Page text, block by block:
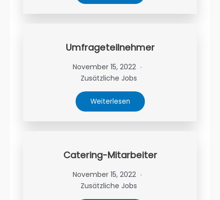
Umfrageteilnehmer
November 15, 2022
Zusätzliche Jobs
Weiterlesen
Catering-Mitarbeiter
November 15, 2022
Zusätzliche Jobs